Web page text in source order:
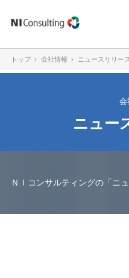
トップ 会社情報 ニュースリリー
会
ニュー
ＮＩコンサルティングの「ニ